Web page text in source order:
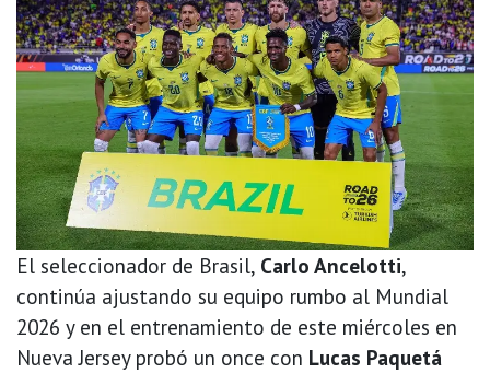
El seleccionador de Brasil, Carlo Ancelotti,
continúa ajustando su equipo rumbo al Mundial
2026 y en el entrenamiento de este miércoles en
Nueva Jersey probó un once con Lucas Paquetá